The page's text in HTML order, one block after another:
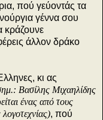
πού γεύοντάς τα
γέννα σου
κράζουνε
άλλον δράκο
κι ας
Βασίλης Μιχαηλίδης
ένας από τους
, πού